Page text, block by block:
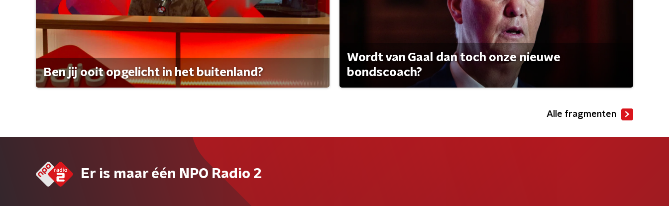
Ben jij ooit opgelicht in het buitenland?
Wordt van Gaal dan toch onze nieuwe
bondscoach?
Alle fragmenten
Er is maar één NPO Radio 2